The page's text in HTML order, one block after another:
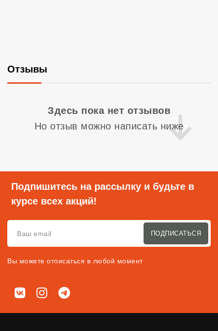
Отзывы
Здесь пока нет отзывов
Но отзыв можно написать ниже
Подпишитесь на рассылку и будьте в
курсе всех акций!
ПОДПИСАТЬСЯ
Вы можете отписаться в любой момент
Мы в соц. сетях
ВКонтактеInstagramTelegram